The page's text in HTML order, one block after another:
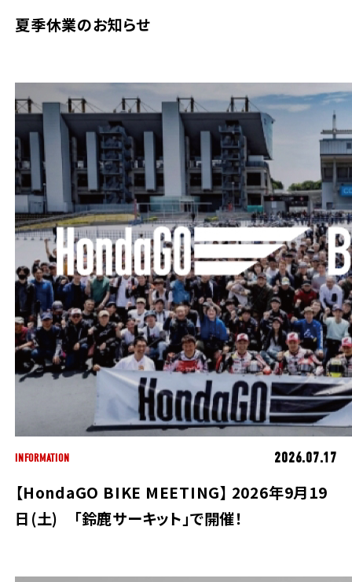
夏季休業のお知らせ
INFORMATION 2026.07.17
【HondaGO BIKE MEETING】 2026年9月19
日(土) 「鈴鹿サーキット」で開催！
ホンダドリーム 草加
ホンダドリーム 新座
茨城県
ホンダドリーム 水戸北